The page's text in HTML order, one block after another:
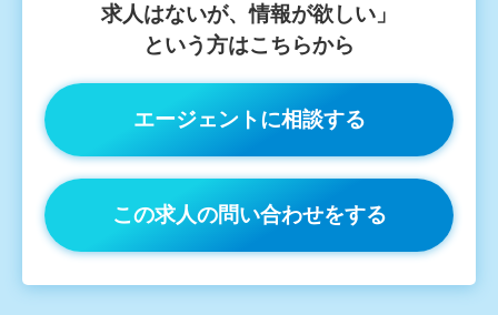
求⼈はないが、情報が欲しい」
という⽅はこちらから
エージェントに相談する
この求人の問い合わせをする